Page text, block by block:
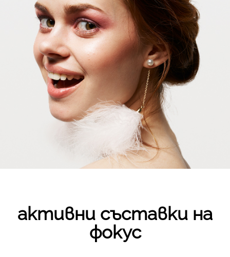
активни съставки на
фокус